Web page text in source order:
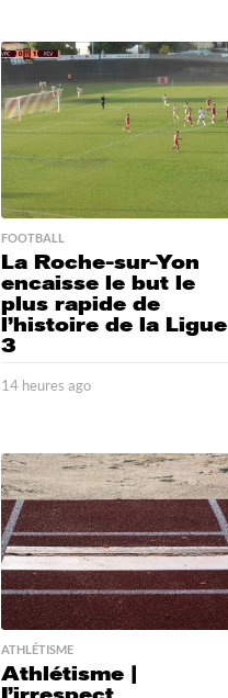
FOOTBALL
La Roche-sur-Yon
encaisse le but le
plus rapide de
l’histoire de la Ligue
3
14 heures ago1
u
r
e
s
a
g
o
ATHLÉTISME
Athlétisme |